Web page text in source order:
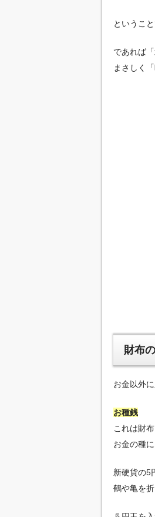
というこ
であれば
まさしく
財布
お金以外
お種銭
これは財
お金の種
新硬貨の5
鶴や亀を